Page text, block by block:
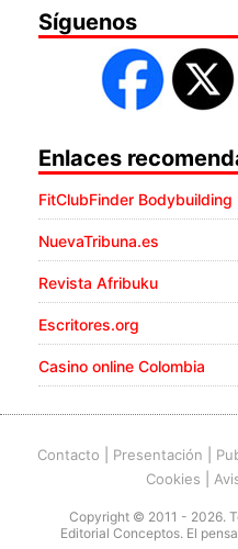
Síguenos
Enlaces
FitClubFinder Bodybuilding
NuevaTribuna.es
Revista Afribuku
Escritores.org
Casino online Colombia
Contacto Presentación
Cookies
Copyright © 2011 - 2026.
Editorial Conceptos. El